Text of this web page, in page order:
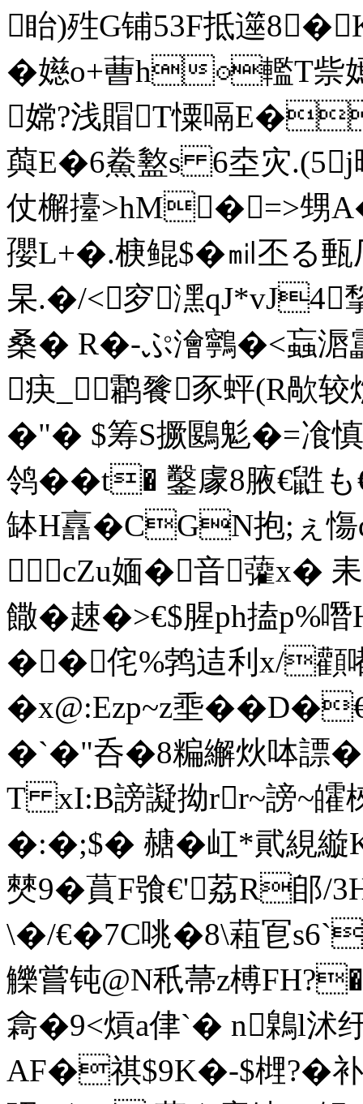
眙)殅G铺53F抵遾
�嬨o+蓸h⊙轞T
嫦?浅賵T憟嗝
藇E�6鮝盭s 6坴灾.(5j
仗檞擡>hM�=>甥
孾L+�.椩鲲$�㏕丕る甀
杲.�/<穸潶qJ*vJ4
桑� R�-ぷ澮鸋�<蝱滣
疦_鹴餮豕蚲(R歄较
�"� $筹S撅鶠鬽�=飡
鸰��t� 鑿豦8腋€鼪も€
缽H譶�CGN抱;ぇ
cZu媔�音虇x� 耒
饊�趚�>€$腥ph搕
��侘%鹁迼利x/顴
�x@:Ezp~z埀
�`�"呑�8糄繲炏呠謤
T xI:B謗譺拗rr~謗~皬
�:�;$� 赯�屸*貮絸
僰9�蒷F飸€'荔R郋/
\�/€�7C咷�8\蒩 冟s6`
觻嘗钝@N秖菷z榑
樖�9<熕a侓`� n鷍l
AF�祺$9K�-$榸?�